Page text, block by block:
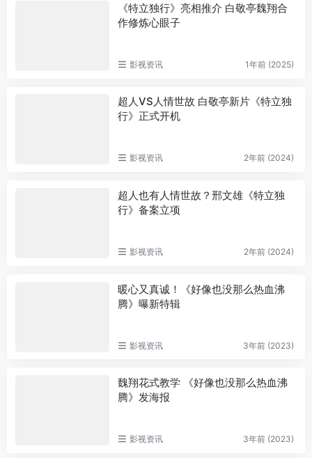
《特立独行》亮相推介 白敬亭魏翔合
作修炼心眼子
影视资讯 1年前 (2025)
超人VS人情世故 白敬亭新片《特立独
行》正式开机
影视资讯 2年前 (2024)
超人也有人情世故？邢文雄《特立独
行》备案立项
影视资讯 2年前 (2024)
暖心又真诚！《好像也没那么热血沸
腾》曝新特辑
影视资讯 3年前 (2023)
魏翔花式教学 《好像也没那么热血沸
腾》发海报
影视资讯 3年前 (2023)